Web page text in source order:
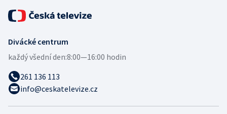
Divácké centrum
každý všední den:8:00—16:00 hodin
261 136 113
info@ceskatelevize.cz